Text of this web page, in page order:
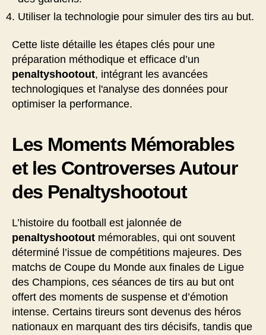
Utiliser la technologie pour simuler des tirs au but.
Cette liste détaille les étapes clés pour une
préparation méthodique et efficace d’un
penaltyshootout, intégrant les avancées
technologiques et l'analyse des données pour
optimiser la performance.
Les Moments Mémorables
et les Controverses Autour
des Penaltyshootout
L’histoire du football est jalonnée de
penaltyshootout mémorables, qui ont souvent
déterminé l’issue de compétitions majeures. Des
matchs de Coupe du Monde aux finales de Ligue
des Champions, ces séances de tirs au but ont
offert des moments de suspense et d’émotion
intense. Certains tireurs sont devenus des héros
nationaux en marquant des tirs décisifs, tandis que